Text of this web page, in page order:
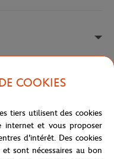
COOKIES
tiers utilisent des cookies
internet et vous proposer
d'intérêt. Des cookies
sont nécessaires au bon